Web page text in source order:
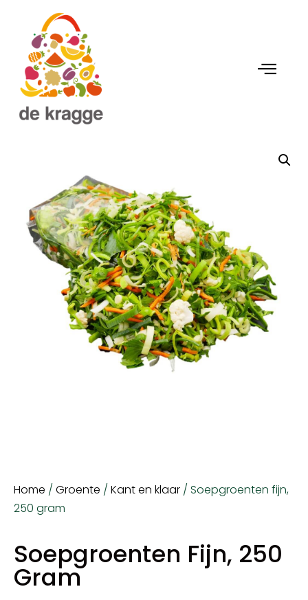
Home / Groente / Kant en klaar / Soepgroenten fijn,
250 gram
Soepgroenten Fijn, 250
Gram